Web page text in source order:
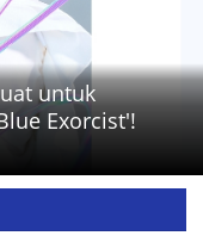
untuk
Exorcist'!